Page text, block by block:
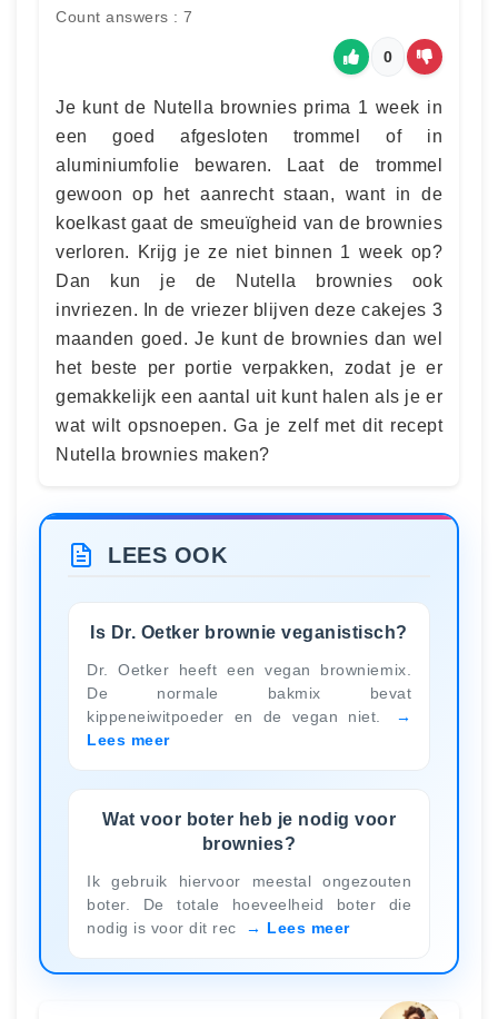
Count answers : 7
0
Je kunt de Nutella brownies prima 1 week in
een goed afgesloten trommel of in
aluminiumfolie bewaren. Laat de trommel
gewoon op het aanrecht staan, want in de
koelkast gaat de smeuïgheid van de brownies
verloren. Krijg je ze niet binnen 1 week op?
Dan kun je de Nutella brownies ook
invriezen. In de vriezer blijven deze cakejes 3
maanden goed. Je kunt de brownies dan wel
het beste per portie verpakken, zodat je er
gemakkelijk een aantal uit kunt halen als je er
wat wilt opsnoepen. Ga je zelf met dit recept
Nutella brownies maken?
LEES OOK
Is Dr. Oetker brownie veganistisch?
Dr. Oetker heeft een vegan browniemix.
De normale bakmix bevat
kippeneiwitpoeder en de vegan niet.
Lees meer
Wat voor boter heb je nodig voor
brownies?
Ik gebruik hiervoor meestal ongezouten
boter. De totale hoeveelheid boter die
nodig is voor dit rec
Lees meer